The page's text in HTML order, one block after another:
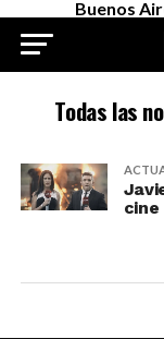
Buenos
Todas las
cine